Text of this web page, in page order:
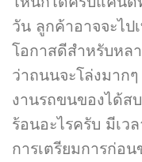
วัน ลูกค้าอาจจะไป
โอกาสดีสำหรับหล
ว่าถนนจะโล่งมาก
งานรถขนของได้ส
ร้อนอะไรครับ มีเว
การเตรียมการก่อ